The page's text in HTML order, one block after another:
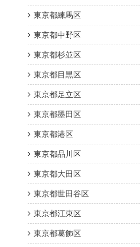
東京都練馬区
東京都中野区
東京都杉並区
東京都目黒区
東京都足立区
東京都墨田区
東京都港区
東京都品川区
東京都大田区
東京都世田谷区
東京都江東区
東京都葛飾区